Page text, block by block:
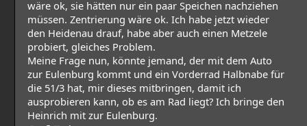
wäre ok, sie hätten nur ein paar Speichen nachziehen
müssen. Zentrierung wäre ok. Ich habe jetzt wieder
den Heidenau drauf, habe aber auch einen Metzele
probiert, gleiches Problem.
Meine Frage nun, könnte jemand, der mit dem Auto
zur Eulenburg kommt und ein Vorderrad Halbnabe für
die 51/3 hat, mir dieses mitbringen, damit ich
ausprobieren kann, ob es am Rad liegt? Ich bringe den
Heinrich mit zur Eulenburg.